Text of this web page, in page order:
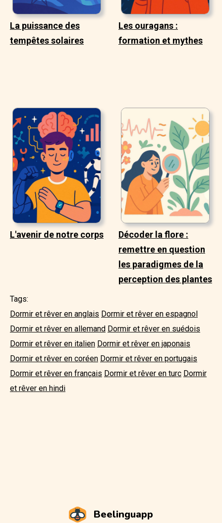
La puissance des
tempêtes solaires
Les ouragans :
formation et mythes
L'avenir de notre corps
Décoder la flore :
remettre en question
les paradigmes de la
perception des plantes
Tags:
Dormir et rêver en anglais Dormir et rêver en espagnol
Dormir et rêver en allemand Dormir et rêver en suédois
Dormir et rêver en italien Dormir et rêver en japonais
Dormir et rêver en coréen Dormir et rêver en portugais
Dormir et rêver en français Dormir et rêver en turc Dormir
et rêver en hindi
Beelinguapp